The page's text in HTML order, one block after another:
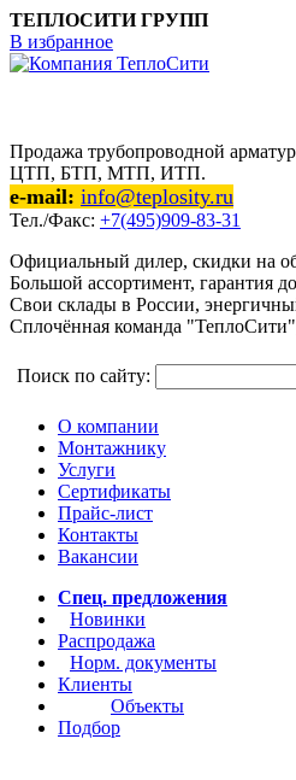
ТЕПЛОСИТИ ГРУПП
В избранное
Продажа трубопроводной
ЦТП, БТП, МТП, ИТП.
e-mail: info@teplosity.ru
Тел./Факс: +7(495)909-83-31
Официальный дилер, скидки на
Большой ассортимент, гарантия
Свои склады в России,
Сплочённая команда
Поиск по сайту:
О компании
Монтажнику
Услуги
Сертификаты
Прайс-лист
Контакты
Вакансии
Спец. предложения
Новинки
Распродажа
Норм. документы
Клиенты
Объекты
Подбор